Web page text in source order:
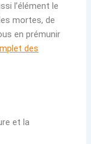
l’élément le
mortes, de
en prémunir
des